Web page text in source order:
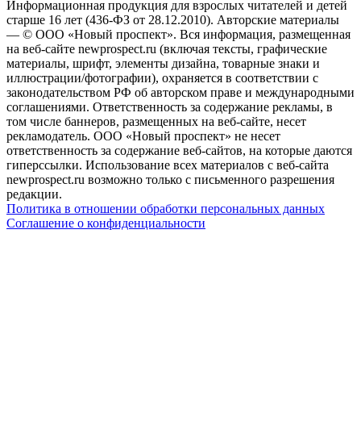
Информационная продукция для взрослых читателей и детей
старше 16 лет (436-ФЗ от 28.12.2010). Авторские материалы
— © ООО «Новый проспект». Вся информация, размещенная
на веб-сайте newprospect.ru (включая тексты, графические
материалы, шрифт, элементы дизайна, товарные знаки и
иллюстрации/фотографии), охраняется в соответствии с
законодательством РФ об авторском праве и международными
соглашениями. Ответственность за содержание рекламы, в
том числе баннеров, размещенных на веб-сайте, несет
рекламодатель. ООО «Новый проспект» не несет
ответственность за содержание веб-сайтов, на которые даются
гиперссылки. Использование всех материалов с веб-сайта
newprospect.ru возможно только с письменного разрешения
редакции.
Политика в отношении обработки персональных данных
Соглашение о конфиденциальности